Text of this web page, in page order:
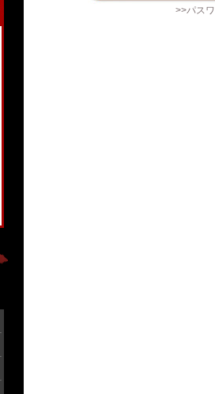
>>パス